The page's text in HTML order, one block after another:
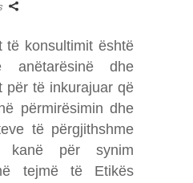
të konsultimit është
anëtarësinë dhe
për të inkurajuar që
përmirësimin dhe
të përgjithshme
për synim
tejmë të Etikës